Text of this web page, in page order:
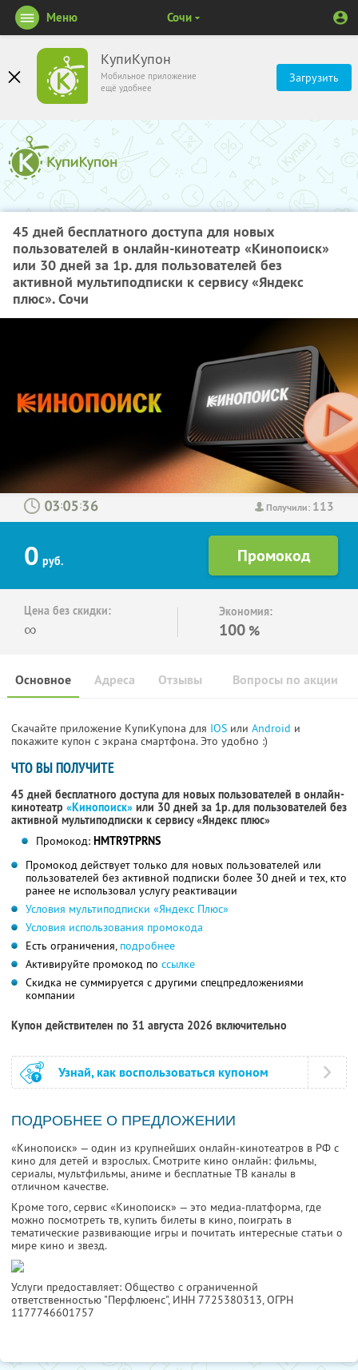
КупиКупон
Мобильное приложение
ещё удобнее
Загрузить
Меню Сочи
45 дней бесплатного доступа для новых
пользователей в онлайн-кинотеатр «Кинопоиск»
или 30 дней за 1р. для пользователей без
активной мультиподписки к сервису «Яндекс
плюс». Сочи
Получили: 113
: :
0 руб.
Цена без скидки:
∞
Экономия:
100 %
Основное Отзывы Вопросы по акции
Адреса
Скачайте приложение КупиКупона для IOS или Android и
покажите купон с экрана смартфона. Это удобно :)
ЧТО ВЫ ПОЛУЧИТЕ
45 дней бесплатного доступа для новых пользователей в онлайн-
кинотеатр «Кинопоиск» или 30 дней за 1р. для пользователей без
активной мультиподписки к сервису «Яндекс плюс»
Промокод: HMTR9TPRNS
Промокод действует только для новых пользователей или
пользователей без активной подписки более 30 дней и тех, кто
ранее не использовал услугу реактивации
Условия мультиподписки «Яндекс Плюс»
Условия использования промокода
Есть ограничения, подробнее
Активируйте промокод по ссылке
Скидка не суммируется с другими спецпредложениями
компании
Купон действителен по 31 августа 2026 включительно
Узнай, как воспользоваться купоном
ПОДРОБНЕЕ О ПРЕДЛОЖЕНИИ
«Кинопоиск» — один из крупнейших онлайн-кинотеатров в РФ с
кино для детей и взрослых. Смотрите кино онлайн: фильмы,
сериалы, мультфильмы, аниме и бесплатные ТВ каналы в
отличном качестве.
Кроме того, сервис «Кинопоиск» — это медиа-платформа, где
можно посмотреть тв, купить билеты в кино, поиграть в
тематические развивающие игры и почитать интересные статьи о
мире кино и звезд.
Услуги предоставляет: Общество с ограниченной
ответственностью "Перфлюенс", ИНН 7725380313, ОГРН
1177746601757